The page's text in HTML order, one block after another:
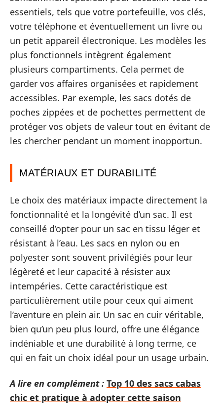
essentiels, tels que votre portefeuille, vos clés,
votre téléphone et éventuellement un livre ou
un petit appareil électronique. Les modèles les
plus fonctionnels intègrent également
plusieurs compartiments. Cela permet de
garder vos affaires organisées et rapidement
accessibles. Par exemple, les sacs dotés de
poches zippées et de pochettes permettent de
protéger vos objets de valeur tout en évitant de
les chercher pendant un moment inopportun.
MATÉRIAUX ET DURABILITÉ
Le choix des matériaux impacte directement la
fonctionnalité et la longévité d’un sac. Il est
conseillé d’opter pour un sac en tissu léger et
résistant à l’eau. Les sacs en nylon ou en
polyester sont souvent privilégiés pour leur
légèreté et leur capacité à résister aux
intempéries. Cette caractéristique est
particulièrement utile pour ceux qui aiment
l’aventure en plein air. Un sac en cuir véritable,
bien qu’un peu plus lourd, offre une élégance
indéniable et une durabilité à long terme, ce
qui en fait un choix idéal pour un usage urbain.
A lire en complément : Top 10 des sacs cabas
chic et pratique à adopter cette saison